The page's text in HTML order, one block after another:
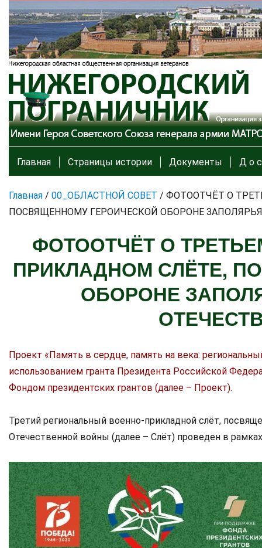
Главная Страницы истории Документы Д о с
Главная / 00_ОБЛАСТНОЙ СОВЕТ / ФОТООТЧЁТ О
ПОСВЯЩЕННОМУ ГЕРОИЧЕСКОЙ ОБОРОНЕ
ФОТООТЧЁТ О
ПРИКЛАДНОМ СЛЁТЕ,
ОБОРОНЕ
Проект «Память в сердце, память на века:
использованием гранта Президента Российской
Фондом президентских грантов (далее – Проект).
Третий региональный военно-прикладной слёт,
Отечественной войны (далее – Слёт) проведен в